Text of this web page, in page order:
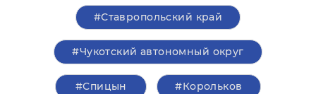
#Ставропольский край
#Чукотский автономный округ
#Спицын #Корольков